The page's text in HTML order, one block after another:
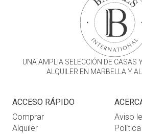
UNA AMPLIA SELECCIÓN DE CASAS
ALQUILER EN MARBELLA Y
ACCESO RÁPIDO
Comprar
Alquiler
Aviso